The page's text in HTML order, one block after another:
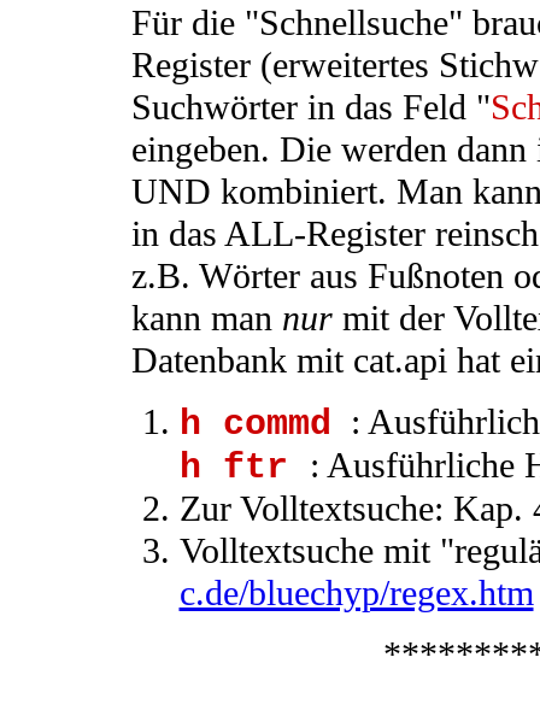
Für die "Schnellsuche"
Register (erweitertes
Suchwörter in das Feld "
eingeben. Die werden
UND kombiniert. Man
in das ALL-Register
z.B. Wörter aus Fußnoten
kann man nurmit der
Datenbank mit cat.api hat
h commd :
h ftr
: Ausführliche
Zur Volltextsuche: Kap.
Volltextsuche mit
c.de/bluechyp/regex.htm